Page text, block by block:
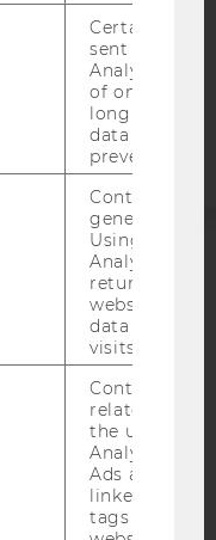
Certain data
sent to
Analytics a
of once per
long as it is
data
prevented.
Contains a
generated
Using this
Analytics can
returning
website and
data from
visits.
Contains
related
the user. If
Analytics and
Ads accounts
linked, the
tags on the